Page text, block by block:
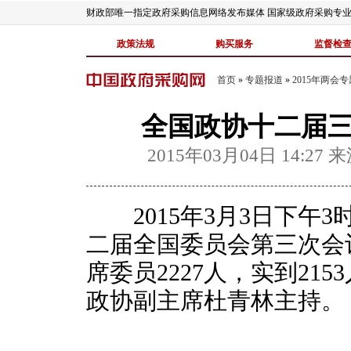
财政部唯一指定政府采购信息网络发布媒体 国家级政府采购专
政策法规 购买服务 监督检查
首页 » 专题报道 » 2015年两会专
全国政协十二届
2015年03月04日 14:27 来
2015年3月3日下午3
二届全国委员会第三次
席委员2227人，实到
政协副主席杜青林主持。